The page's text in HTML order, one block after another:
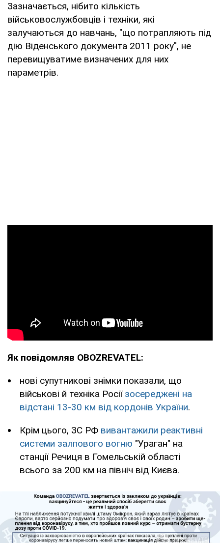
Зазначається, нібито кількість
військовослужбовців і техніки, які
залучаються до навчань, "що потрапляють під
дію Віденського документа 2011 року", не
перевищуватиме визначених для них
параметрів.
Як повідомляв OBOZREVATEL:
нові супутникові знімки показали, що
військові й техніка Росії зосереджені на
відстані 13-30 км від кордонів України.
Крім цього, ЗС РФ вивантажили реактивні
системи залпового вогню "Ураган" на
станції Речиця в Гомельській області
всього за 200 км на північ від Києва.